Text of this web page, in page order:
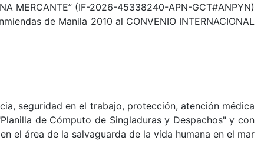
MERCANTE” (IF-2026-45338240-APN-GCT#ANPYN)
de Manila 2010 al CONVENIO INTERNACIONAL
seguridad en el trabajo, protección, atención médica
de Cómputo de Singladuras y Despachos" y con
el área de la salvaguarda de la vida humana en el mar